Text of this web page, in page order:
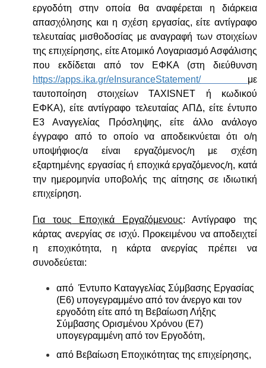
εργοδότη στην οποία θα αναφέρεται η διάρκεια
απασχόλησης και η σχέση εργασίας, είτε αντίγραφο
τελευταίας μισθοδοσίας με αναγραφή των στοιχείων
της επιχείρησης, είτε Ατομικό Λογαριασμό Ασφάλισης
που εκδίδεται από τον ΕΦΚΑ (στη διεύθυνση
https://apps.ika.gr/eInsuranceStatement/
με
ταυτοποίηση στοιχείων TAXISNET ή κωδικού
ΕΦΚΑ), είτε αντίγραφο τελευταίας ΑΠΔ, είτε έντυπο
Ε3 Αναγγελίας Πρόσληψης, είτε άλλο ανάλογο
έγγραφο από το οποίο να αποδεικνύεται ότι ο/η
υποψήφιος/α είναι εργαζόμενος/η με σχέση
εξαρτημένης εργασίας ή εποχικά εργαζόμενος/η, κατά
την ημερομηνία υποβολής της αίτησης σε ιδιωτική
επιχείρηση.
Για τους Εποχικά Εργαζόμενους: Αντίγραφο της
κάρτας ανεργίας σε ισχύ. Προκειμένου να αποδειχτεί
η εποχικότητα, η κάρτα ανεργίας πρέπει να
συνοδεύεται:
από Έντυπο Καταγγελίας Σύμβασης Εργασίας
(Ε6) υπογεγραμμένο από τον άνεργο και τον
εργοδότη είτε από τη Βεβαίωση Λήξης
Σύμβασης Ορισμένου Χρόνου (Ε7)
υπογεγραμμένη από τον Εργοδότη,
από Βεβαίωση Εποχικότητας της επιχείρησης,